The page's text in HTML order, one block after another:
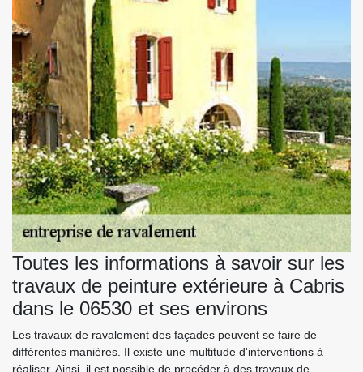
Toutes les informations à savoir sur les
travaux de peinture extérieure à Cabris
dans le 06530 et ses environs
Les travaux de ravalement des façades peuvent se faire de
différentes manières. Il existe une multitude d'interventions à
réaliser. Ainsi, il est possible de procéder à des travaux de